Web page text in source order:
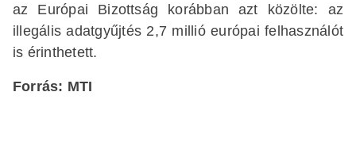
az Európai Bizottság korábban azt közölte: az
illegális adatgyűjtés 2,7 millió európai felhasználót
is érinthetett.
Forrás: MTI